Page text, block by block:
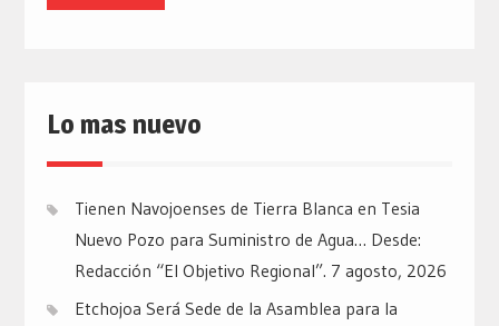
Lo mas nuevo
Tienen Navojoenses de Tierra Blanca en Tesia
Nuevo Pozo para Suministro de Agua… Desde:
Redacción “El Objetivo Regional”. 7 agosto, 2026
Etchojoa Será Sede de la Asamblea para la